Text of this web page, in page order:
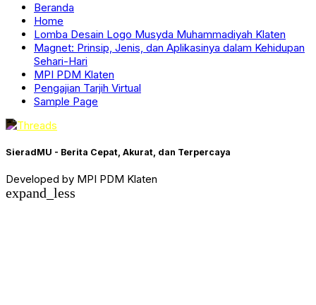
Beranda
Home
Lomba Desain Logo Musyda Muhammadiyah Klaten
Magnet: Prinsip, Jenis, dan Aplikasinya dalam Kehidupan
Sehari-Hari
MPI PDM Klaten
Pengajian Tarjih Virtual
Sample Page
SieradMU - Berita Cepat, Akurat, dan Terpercaya
Developed by MPI PDM Klaten
expand_less